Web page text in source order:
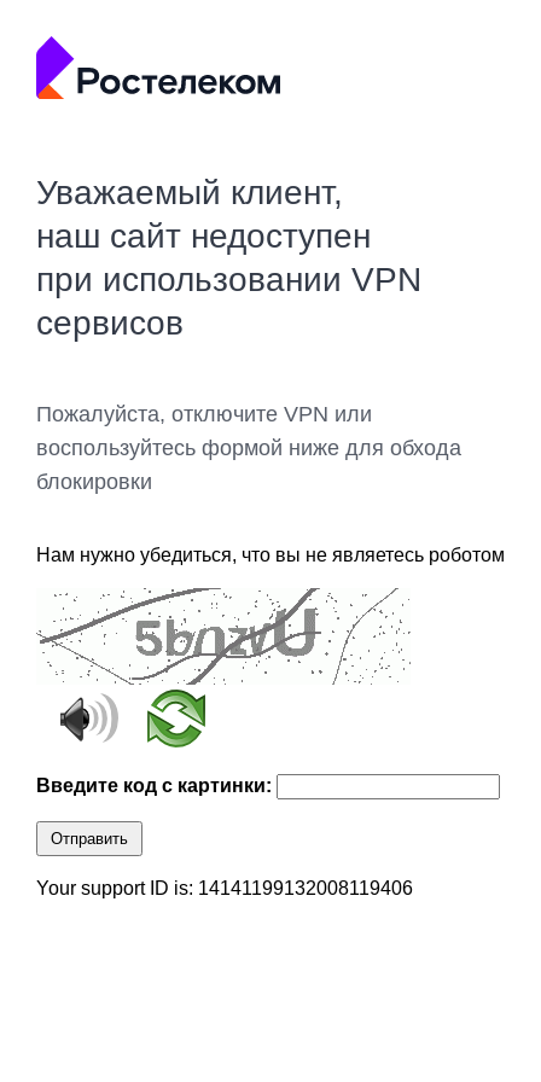
Уважаемый клиент,
наш сайт недоступен
при использовании VPN
сервисов
Пожалуйста, отключите VPN или
воспользуйтесь формой ниже для обхода
блокировки
Нам нужно убедиться, что вы не являетесь роботом
Введите код с картинки:
Отправить
Your support ID is: 14141199132008119406